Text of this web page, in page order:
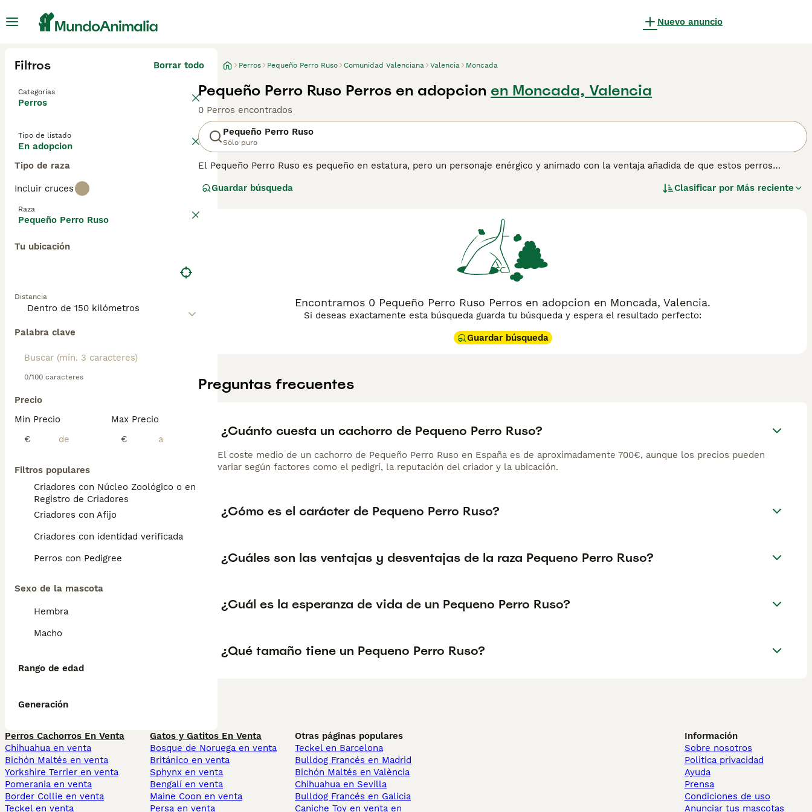
Nuevo anuncio
Filtros Borrar todo
Categorías
Perros
Tipo de listado
En adopcion
Tipo de raza
Incluir cruces
Raza
Pequeño Perro Ruso
Tu ubicación
Distancia
Palabra clave
0/100 caracteres
Precio
Min Precio
€
Max Precio
€
Filtros populares
Criadores con Núcleo Zoológico o en el
Registro de Criadores
Criadores con Afijo
Criadores con identidad verificada
Perros con Pedigree
Sexo de la mascota
Hembra
Macho
Rango de edad
Generación
Perros Pequeño Perro Ruso Comunidad Valenciana Valencia Moncada
Pequeño Perro Ruso Perros en adopcion en Moncada, Valencia
0 Perros encontrados
Pequeño Perro Ruso
Sólo puro
El Pequeño Perro Ruso es pequeño en estatura, pero un personaje enérgico y animado con la ventaja añadida de que estos perros
Ruso no hay nada que le guste más que estar en un entorno familiar y ser incluidos en todo lo que sucede en el hogar, y aunque son
para obtener información sobre esta raza de perro.
Guardar búsqueda Clasificar por Más reciente
Encontramos 0 Pequeño Perro Ruso Perros en adopcion en Moncada, Valencia.
Si deseas exactamente esta búsqueda guarda tu búsqueda y espera el resultado perfecto:
Guardar búsqueda
Preguntas frecuentes
¿Cuánto cuesta un cachorro de Pequeno Perro Ruso?
El coste medio de un cachorro de Pequeño Perro Ruso en España es de aproximadamente 700€, aunque los precios pueden
variar según factores como el pedigrí, la reputación del criador y la ubicación.
¿Cómo es el carácter de Pequeno Perro Ruso?
¿Cuáles son las ventajas y desventajas de la raza Pequeno Perro Ruso?
¿Cuál es la esperanza de vida de un Pequeno Perro Ruso?
¿Qué tamaño tiene un Pequeno Perro Ruso?
Perros Cachorros En Venta
Chihuahua en venta
Bichón Maltés en venta
Yorkshire Terrier en venta
Pomerania en venta
Border Collie en venta
Teckel en venta
Gatos y Gatitos En Venta
Bosque de Noruega en venta
Británico en venta
Sphynx en venta
Bengalí en venta
Maine Coon en venta
Persa en venta
Otras páginas populares
Teckel en Barcelona
Bulldog Francés en Madrid
Bichón Maltés en València
Chihuahua en Sevilla
Bulldog Francés en Galicia
Caniche Toy en venta en
Información
Sobre nosotros
Politica privacidad
Ayuda
Prensa
Condiciones de uso
Anunciar tus mascotas